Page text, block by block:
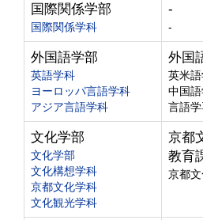
国際関係学部
国際関係学科
-
-
外国語学部
英語学科
ヨーロッパ言語学科
アジア言語学科
外国
英米
中国
言語
文化学部
文化学部
文化構想学科
京都文化学科
文化観光学科
京都
教育
京都